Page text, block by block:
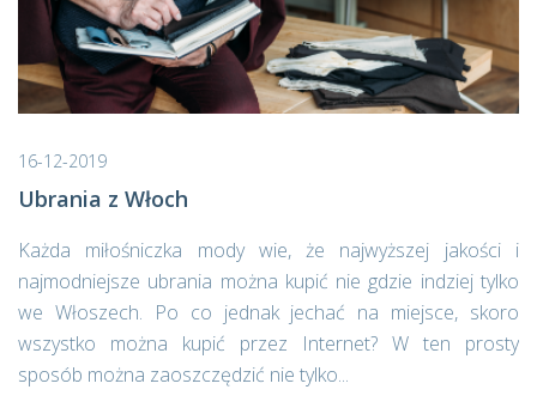
16-12-2019
Ubrania z Włoch
Każda miłośniczka mody wie, że najwyższej jakości i
najmodniejsze ubrania można kupić nie gdzie indziej tylko
we Włoszech. Po co jednak jechać na miejsce, skoro
wszystko można kupić przez Internet? W ten prosty
sposób można zaoszczędzić nie tylko...